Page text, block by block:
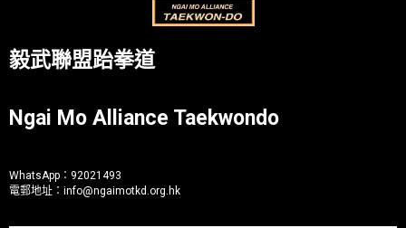
毅武聯盟跆拳道
Ngai Mo Alliance Taekwondo
WhatsApp： 92021493
電郵地址： info@ngaimotkd.org.hk